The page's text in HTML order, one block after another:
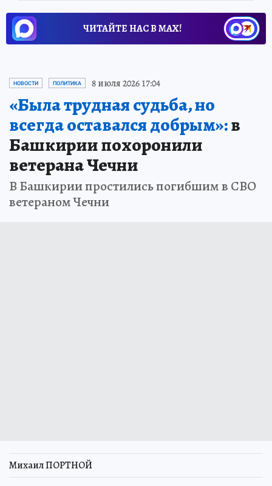
ЧИТАЙТЕ НАС В МАХ!
НОВОСТИ ПОЛИТИКА 8 июля 2026 17:04
«Была трудная судьба, но
всегда оставался добрым»:в
Башкирии похоронили
ветерана Чечни
В Башкирии простились погибшим в СВО
ветераном Чечни
Михаил ПОРТНОЙ